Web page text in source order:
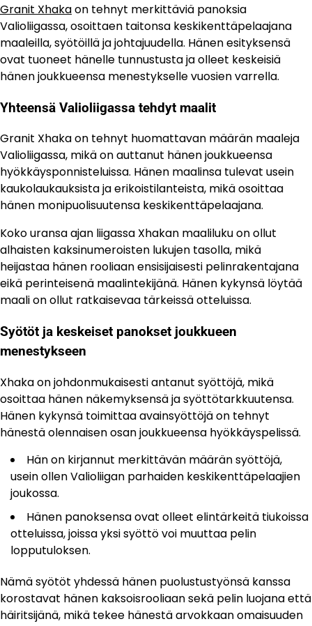
Granit Xhakaon tehnyt merkittäviä panoksia
Valioliigassa, osoittaen taitonsa keskikenttäpelaajana
maaleilla, syötöillä ja johtajuudella. Hänen esityksensä
ovat tuoneet hänelle tunnustusta ja olleet keskeisiä
hänen joukkueensa menestykselle vuosien varrella.
Yhteensä Valioliigassa tehdyt maalit
Granit Xhaka on tehnyt huomattavan määrän maaleja
Valioliigassa, mikä on auttanut hänen joukkueensa
hyökkäysponnisteluissa. Hänen maalinsa tulevat usein
kaukolaukauksista ja erikoistilanteista, mikä osoittaa
hänen monipuolisuutensa keskikenttäpelaajana.
Koko uransa ajan liigassa Xhakan maaliluku on ollut
alhaisten kaksinumeroisten lukujen tasolla, mikä
heijastaa hänen rooliaan ensisijaisesti pelinrakentajana
eikä perinteisenä maalintekijänä. Hänen kykynsä löytää
maali on ollut ratkaisevaa tärkeissä otteluissa.
Syötöt ja keskeiset panokset joukkueen
menestykseen
Xhaka on johdonmukaisesti antanut syöttöjä, mikä
osoittaa hänen näkemyksensä ja syöttötarkkuutensa.
Hänen kykynsä toimittaa avainsyöttöjä on tehnyt
hänestä olennaisen osan joukkueensa hyökkäyspelissä.
Hän on kirjannut merkittävän määrän syöttöjä,
usein ollen Valioliigan parhaiden keskikenttäpelaajien
joukossa.
Hänen panoksensa ovat olleet elintärkeitä tiukoissa
otteluissa, joissa yksi syöttö voi muuttaa pelin
lopputuloksen.
Nämä syötöt yhdessä hänen puolustustyönsä kanssa
korostavat hänen kaksoisrooliaan sekä pelin luojana että
häiritsijänä, mikä tekee hänestä arvokkaan omaisuuden